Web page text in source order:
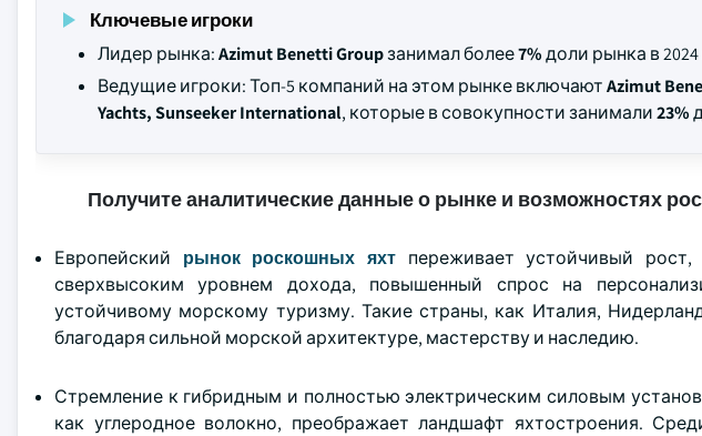
Ключевые игроки
Лидер рынка:Azimut Benetti Groupзанимал более7%доли рынка в 2024
Ведущие игроки: Топ-5 компаний на этом рынке включаютAzimut
Yachts, Sunseeker International, которые в совокупности занимали23%
Получите аналитические данные о рынке и возможностях
Европейский рынок роскошных яхт переживает устойчивый
сверхвысоким уровнем дохода, повышенный спрос на
устойчивому морскому туризму. Такие страны, как Италия,
благодаря сильной морской архитектуре, мастерству и наследию.
Стремление к гибридным и полностью электрическим силовым
как углеродное волокно, преображает ландшафт яхтостроения.